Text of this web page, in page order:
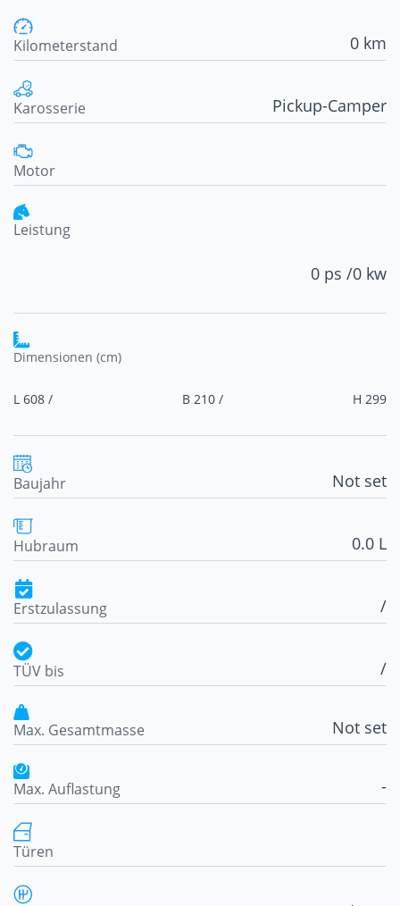
Kilometerstand 0 km
Karosserie Pickup-Camper
Motor
Leistung
0 ps /0 kw
Dimensionen (cm)
L 608 / B 210 / H 299
Baujahr Not set
Hubraum 0.0 L
Erstzulassung /
TÜV bis /
Max. Gesamtmasse Not set
Max. Auflastung -
Türen